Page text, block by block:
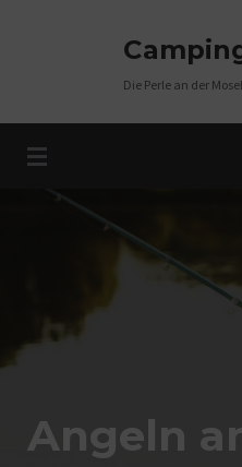
Die Perle an der Mosel
Angeln